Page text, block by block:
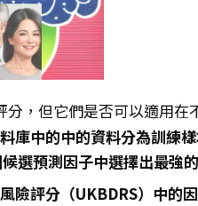
，但它們是否可以適用
庫中的中的資料分為訓
選預測因子中選擇出最強
險評分（UKBDRS）中的